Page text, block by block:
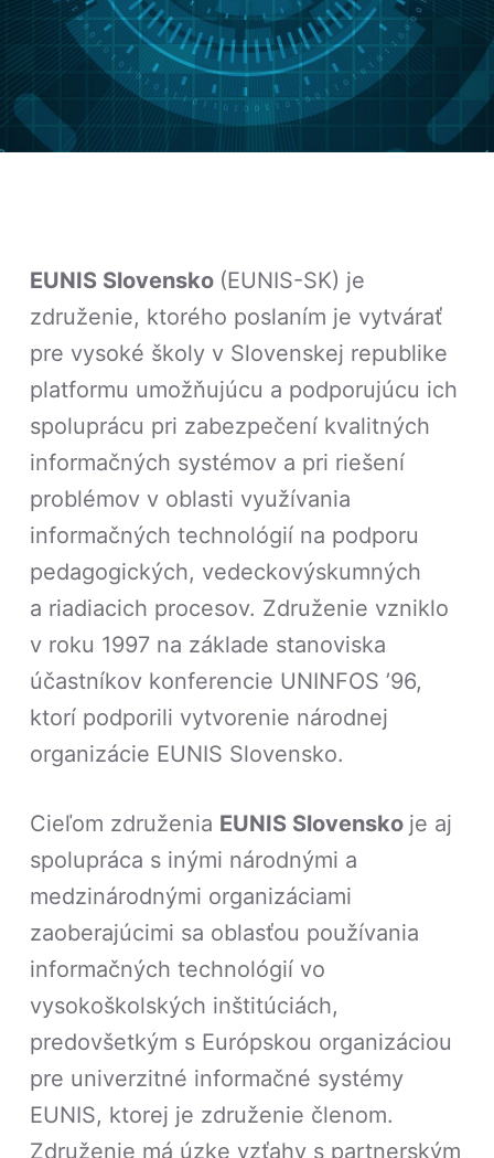
EUNIS Slovensko (EUNIS-SK) je
združenie, ktorého poslaním je vytvárať
pre vysoké školy v Slovenskej republike
platformu umožňujúcu a podporujúcu ich
spoluprácu pri zabezpečení kvalitných
informačných systémov a pri riešení
problémov v oblasti využívania
informačných technológií na podporu
pedagogických, vedeckovýskumných
a riadiacich procesov. Združenie vzniklo
v roku 1997 na základe stanoviska
účastníkov konferencie UNINFOS ’96,
ktorí podporili vytvorenie národnej
organizácie EUNIS Slovensko.
Cieľom združenia EUNIS Slovensko je aj
spolupráca s inými národnými a
medzinárodnými organizáciami
zaoberajúcimi sa oblasťou používania
informačných technológií vo
vysokoškolských inštitúciách,
predovšetkým s Európskou organizáciou
pre univerzitné informačné systémy
EUNIS, ktorej je združenie členom.
Združenie má úzke vzťahy s partnerským